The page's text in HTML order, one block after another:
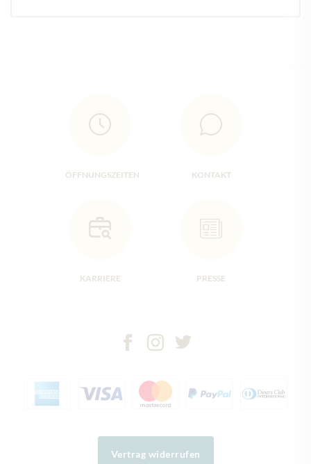
ÖFFNUNGSZEITEN KONTAKT
KARRIERE PRESSE
Vertrag widerrufen